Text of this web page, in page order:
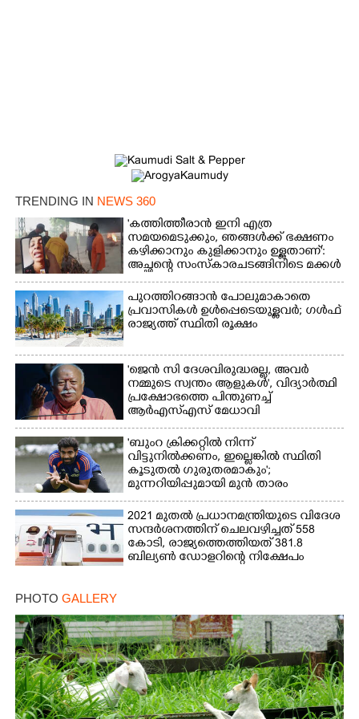
TRENDING IN NEWS 360
'കത്തിത്തീരാൻ ഇനി എത്ര
സമയമെടുക്കും, ഞങ്ങൾക്ക് ഭക്ഷണം
കഴിക്കാനും കുളിക്കാനും ഉള്ളതാണ്':
അച്ഛന്റെ സംസ്കാരചടങ്ങിനിടെ മക്കൾ
പുറത്തിറങ്ങാൻ പോലുമാകാതെ
പ്രവാസികൾ ഉൾപ്പെടെയുള്ളവർ; ഗൾഫ്
രാജ്യത്ത് സ്ഥിതി രൂക്ഷം
'ജെൻ സി ദേശവിരുദ്ധരല്ല, അവർ
നമ്മുടെ സ്വന്തം ആളുകൾ', വിദ്യാർത്ഥി
പ്രക്ഷോഭത്തെ പിന്തുണച്ച്
ആർഎസ്‌എസ് മേധാവി
'ബുംറ ക്രിക്കറ്റിൽ നിന്ന്
വിട്ടുനിൽക്കണം, ഇല്ലെങ്കിൽ സ്ഥിതി
കൂടുതൽ ഗുരുതരമാകും';
മുന്നറിയിപ്പുമായി മുൻ താരം
2021 മുതൽ പ്രധാനമന്ത്രിയുടെ വിദേശ
സന്ദർശനത്തിന് ചെലവഴിച്ചത് 558
കോടി, രാജ്യത്തെത്തിയത് 381.8
ബില്യൺ ഡോളറിന്റെ നിക്ഷേപം
PHOTO GALLERY